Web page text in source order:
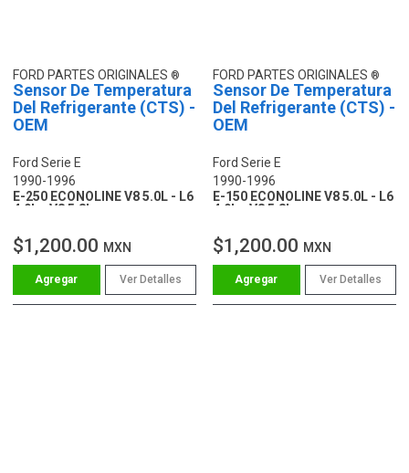
FORD PARTES ORIGINALES
Sensor De Temperatura
Del Refrigerante (CTS) -
OEM
Ford Serie E
1990-1996
E-250 ECONOLINE V8 5.0L - L6
4.9L - V8 5.8L
$1,200.00 MXN
Ver Detalles
FORD PARTES ORIGINALES
Sensor De Temperatura
Del Refrigerante (CTS) -
OEM
Ford Serie E
1990-1996
E-150 ECONOLINE V8 5.0L - L6
4.9L - V8 5.8L
$1,200.00 MXN
Ver Detalles